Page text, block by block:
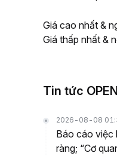
Giá cao nhất &
Giá thấp nhất &
Tin tức
2026-08-08
Báo cáo việc
ràng; “Cơ